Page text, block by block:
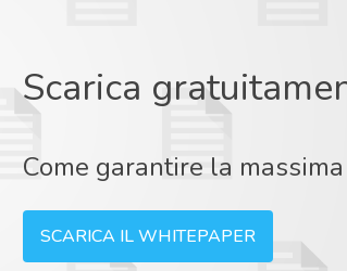
Scarica
Come garantire la
SCARICA IL WHITEPAPER